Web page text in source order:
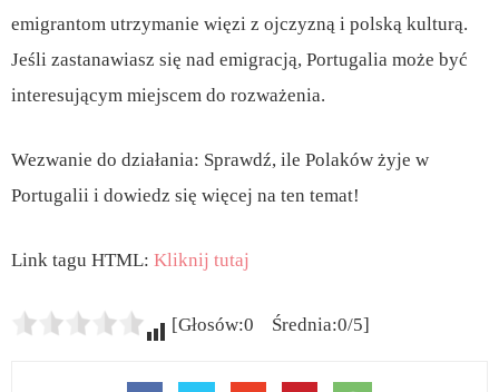
emigrantom utrzymanie więzi z ojczyzną i polską kulturą.
Jeśli zastanawiasz się nad emigracją, Portugalia może być
interesującym miejscem do rozważenia.
Wezwanie do działania: Sprawdź, ile Polaków żyje w
Portugalii i dowiedz się więcej na ten temat!
Link tagu HTML: Kliknij tutaj
[Głosów:0 Średnia:0/5]